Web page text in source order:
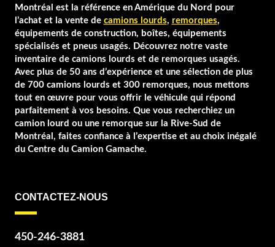
Montréal est la référence en Amérique du Nord pour
l’achat et la vente de camions lourds, remorques,
équipements de construction, boîtes, équipements
spécialisés et pneus usagés. Découvrez notre vaste
inventaire de camions lourds et de remorques usagés.
Avec plus de 50 ans d’expérience et une sélection de plus
de 700 camions lourds et 300 remorques, nous mettons
tout en œuvre pour vous offrir le véhicule qui répond
parfaitement à vos besoins. Que vous recherchiez un
camion lourd ou une remorque sur la Rive-Sud de
Montréal, faites confiance à l’expertise et au choix inégalé
du Centre du Camion Gamache.
CONTACTEZ-NOUS
450-246-3881